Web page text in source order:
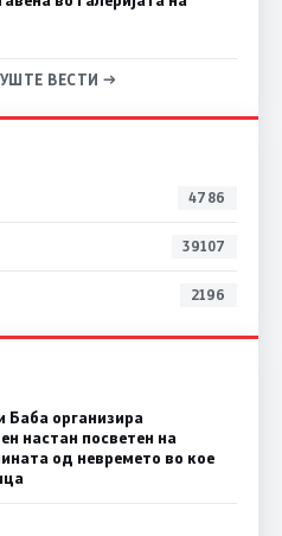
ВЕСТИ →
4786
39107
2196
Баба организира
настан посветен на
од невремето во кое